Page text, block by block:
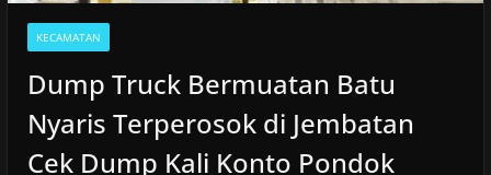
KECAMATAN
Dump Truck Bermuatan Batu
Nyaris Terperosok di Jembatan
Cek Dump Kali Konto Pondok